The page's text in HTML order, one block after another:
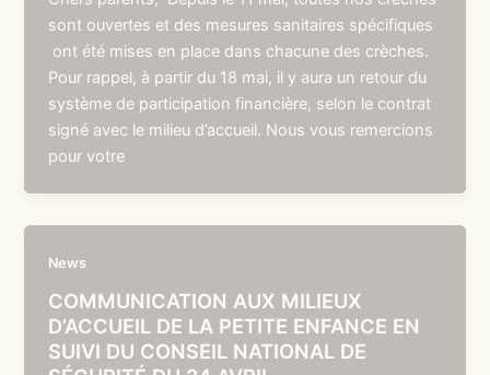
sont ouvertes et des mesures sanitaires spécifiques
ont été mises en place dans chacune des crèches.
Pour rappel, à partir du 18 mai, il y aura un retour du
système de participation financière, selon le contrat
signé avec le milieu d’accueil. Nous vous remercions
pour votre
News
COMMUNICATION AUX MILIEUX
D’ACCUEIL DE LA PETITE ENFANCE EN
SUIVI DU CONSEIL NATIONAL DE